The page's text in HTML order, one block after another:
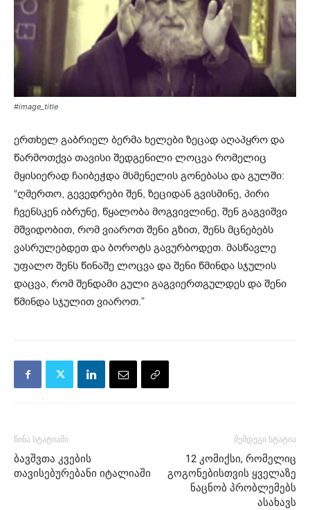
#image_title
ერთხელ გაბრიელ ბერმა ხელები ზეცად აღაპყრო და
წარმოთქვა თავისი შედგენილი ლოცვა რომელიც
მყისიერად ჩაიბეჭდა მსმენელის გონებასა და გულში:
“ღმერთო, გევედრები შენ, ზეციდან გვისმინე, პირი
ჩვენსკენ იბრუნე, წყალობა მოგვივლინე, შენ გაგვიშვი
მშვიდობით, რომ ვიაროთ შენი გზით, შენს მცნებებს
ვასრულებდეთ და ბოროტს გავურბოდეთ. მასწავლე
უფალო შენს წინაშე ლოცვა და შენი წმინდა სჯულის
დაცვა, რომ შენდამი გული გაგვიერთგულდეს და შენი
წმინდა სჯულით ვიაროთ.”
წინა სტატიაში
ბავშვთა კვების
თავისებურებანი იტალიაში
შემდეგი სტატია
12 კომიქსი, რომელიც
გოგონებისთვის ყველაზე
ნაცნობ პრობლემებს
ასახავს